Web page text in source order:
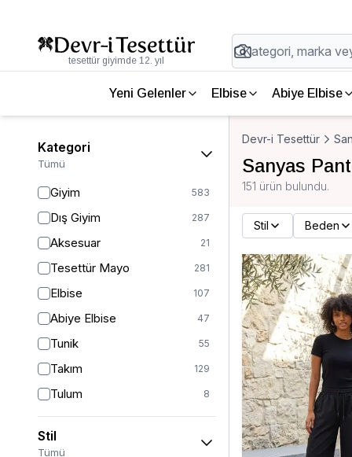
tesettür giyimde 12. yıl
Yeni Gelenler Elbise Abiye Elbise
Kategori
Tümü
Giyim 583
Dış Giyim 287
Aksesuar 21
Tesettür Mayo 281
Elbise 107
Abiye Elbise 47
Tunik 55
Takım 129
Tulum 8
Pantolon 151
Etek 19
Stil
Tümü
Devr-i Tesettür
Sanyas
151 ürün bulundu.
Stil Beden